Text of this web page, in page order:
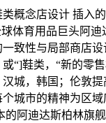
概念店设计 插入
体育用品巨头阿迪
致性与局部商店
“]鞋类，“新的零
城，韩国；伦敦
城市的精神为区
阿迪达斯柏林旗舰